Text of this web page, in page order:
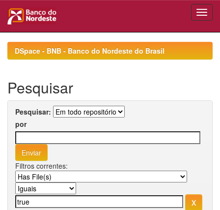
navigationDSpace - BNB - Banco do Nordeste do Brasil
Pesquisar
Pesquisar:
por
Filtros correntes: